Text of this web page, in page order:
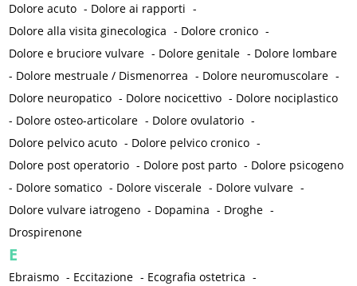
Dolore acuto - Dolore ai rapporti -
Dolore alla visita ginecologica - Dolore cronico -
Dolore e bruciore vulvare - Dolore genitale - Dolore lombare
- Dolore mestruale / Dismenorrea - Dolore neuromuscolare -
Dolore neuropatico - Dolore nocicettivo - Dolore nociplastico
- Dolore osteo-articolare - Dolore ovulatorio -
Dolore pelvico acuto - Dolore pelvico cronico -
Dolore post operatorio - Dolore post parto - Dolore psicogeno
- Dolore somatico - Dolore viscerale - Dolore vulvare -
Dolore vulvare iatrogeno - Dopamina - Droghe -
Drospirenone
E
Ebraismo - Eccitazione - Ecografia ostetrica -